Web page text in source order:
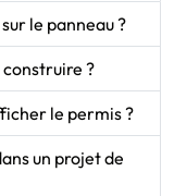
le panneau ?
?
le permis ?
un projet de